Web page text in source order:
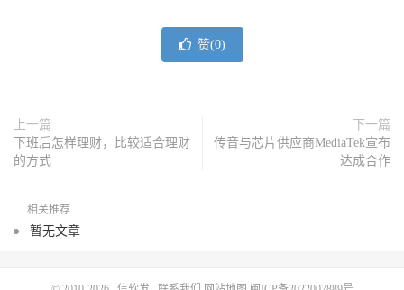
赞(0)
上一篇
下班后怎样理财，比较适合理财
的方式
下一篇
传音与芯片供应商MediaTek宣布
达成合作
相关推荐
暂无文章